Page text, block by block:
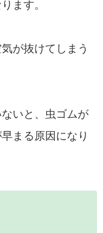
ます。
が抜けてしまう
いと、虫ゴムが
まる原因になり